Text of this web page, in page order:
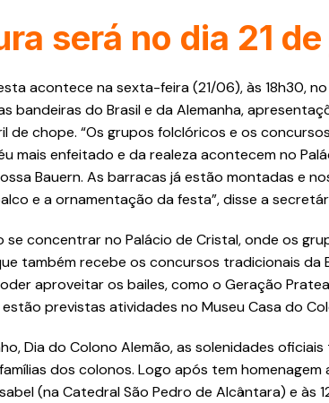
será no dia 21
acontece na sexta-feira (21/06), às 18h30,
bandeiras do Brasil e da Alemanha,
de chope. “Os grupos folclóricos e os
mais enfeitado e da realeza acontecem no
Bauern. As barracas já estão montadas e
e a ornamentação da festa”, disse a
se concentrar no Palácio de Cristal, onde os
também recebe os concursos tradicionais da
aproveitar os bailes, como o Geração
previstas atividades no Museu Casa do
Dia do Colono Alemão, as solenidades
dos colonos. Logo após tem homenagem
(na Catedral São Pedro de Alcântara) e às